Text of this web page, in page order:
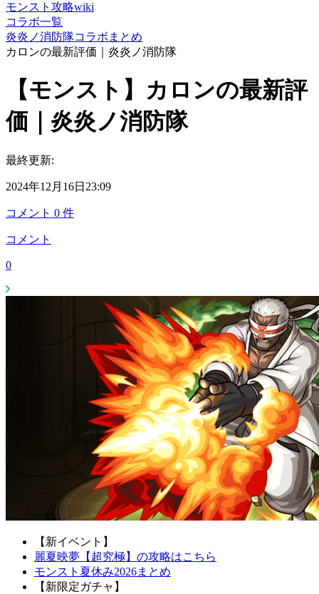
モンスト攻略wiki
コラボ一覧
炎炎ノ消防隊コラボまとめ
カロンの最新評価｜炎炎ノ消防隊
【モンスト】カロンの最新評
価｜炎炎ノ消防隊
最終更新:
2024年12月16日23:09
コメント 0 件
コメント
0
【新イベント】
麗夏映夢【超究極】の攻略はこちら
モンスト夏休み2026まとめ
【新限定ガチャ】